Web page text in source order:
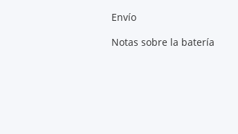
Envío
Notas sobre la batería